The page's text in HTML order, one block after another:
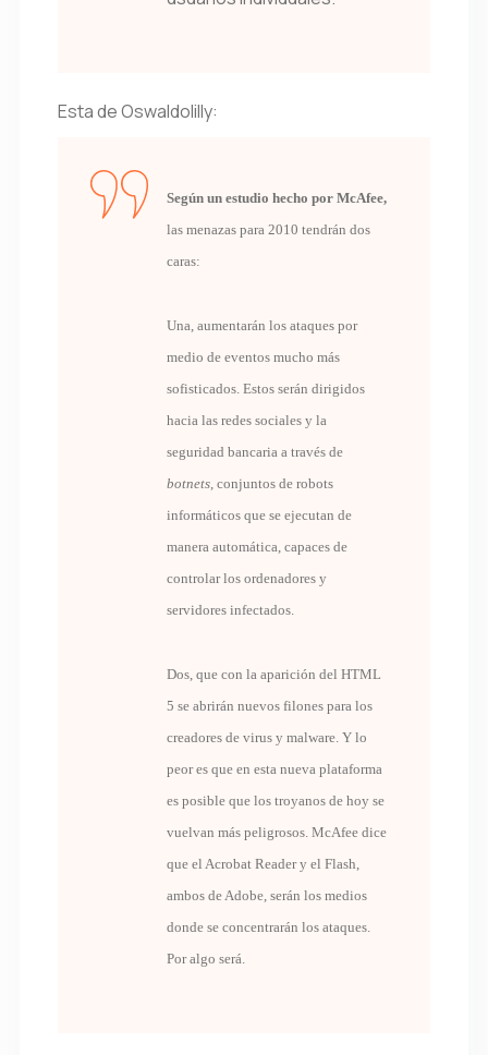
Esta de Oswaldolilly:
Según un estudio hecho por McAfee,
las menazas para 2010 tendrán dos
caras:
Una, aumentarán los ataques por
medio de eventos mucho más
sofisticados. Estos serán dirigidos
hacia las redes sociales y la
seguridad bancaria a través de
botnets, conjuntos de robots
informáticos que se ejecutan de
manera automática, capaces de
controlar los ordenadores y
servidores infectados.
Dos, que con la aparición del HTML
5 se abrirán nuevos filones para los
creadores de virus y malware. Y lo
peor es que en esta nueva plataforma
es posible que los troyanos de hoy se
vuelvan más peligrosos. McAfee dice
que el Acrobat Reader y el Flash,
ambos de Adobe, serán los medios
donde se concentrarán los ataques.
Por algo será.